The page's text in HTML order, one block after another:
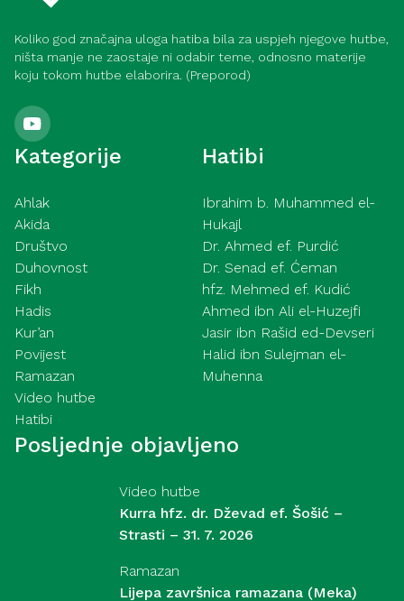
Koliko god značajna uloga hatiba bila za uspjeh njegove hutbe,
ništa manje ne zaostaje ni odabir teme, odnosno materije
koju tokom hutbe elaborira. (Preporod)
Kategorije
Ahlak
Akida
Društvo
Duhovnost
Fikh
Hadis
Kur’an
Povijest
Ramazan
Video hutbe
Hatibi
Hatibi
Ibrahim b. Muhammed el-
Hukajl
Dr. Ahmed ef. Purdić
Dr. Senad ef. Ćeman
hfz. Mehmed ef. Kudić
Ahmed ibn Ali el-Huzejfi
Jasir ibn Rašid ed-Devseri
Halid ibn Sulejman el-
Muhenna
Posljednje objavljeno
Video hutbe
Kurra hfz. dr. Dževad ef. Šošić –
Strasti – 31. 7. 2026
Ramazan
Lijepa završnica ramazana (Meka)